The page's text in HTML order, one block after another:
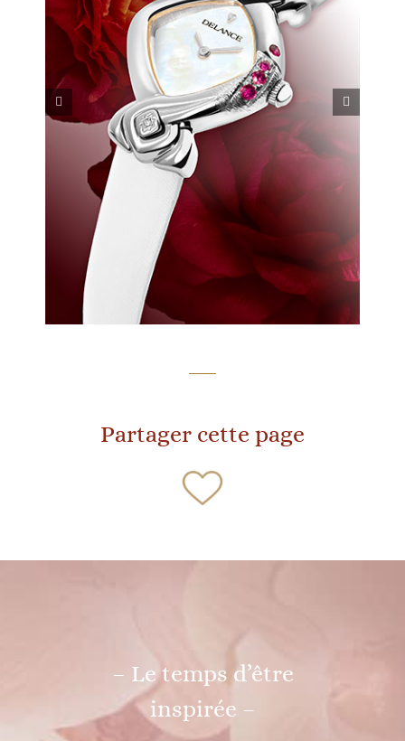
Partager cette page
– Le temps d’être
inspirée –